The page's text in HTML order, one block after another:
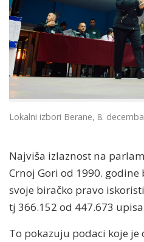
Lokalni izbori Berane, 8.
Najviša izlaznost na
Crnoj Gori od 1990. godine
svoje biračko pravo
tj 366.152 od 447.673
To pokazuju podaci koje je